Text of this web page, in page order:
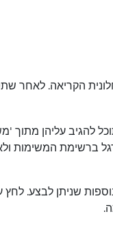
הקריאה. לאחר
להגיב עליהן מתוך
ברשימת המשימות
שניתן לבצע. לחץ